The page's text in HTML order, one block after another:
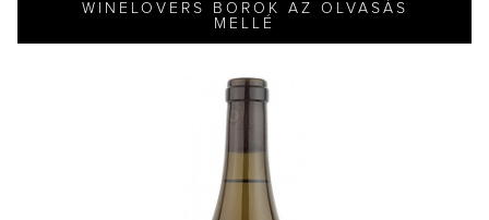
WINELOVERS BOROK AZ OLVASÁS
MELLÉ